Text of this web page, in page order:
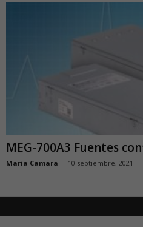
MEG-700A3 Fuentes
Maria Camara - 10 septiembre, 2021